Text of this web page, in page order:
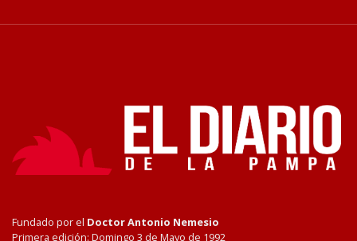
Fundado por el Doctor Antonio Nemesio
Primera edición: Domingo 3 de Mayo de 1992